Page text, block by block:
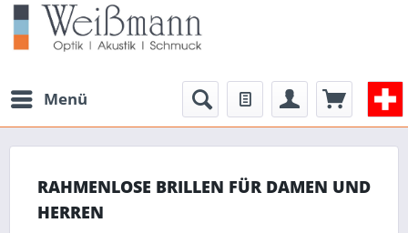
Menü
RAHMENLOSE BRILLEN FÜR DAMEN UND
HERREN